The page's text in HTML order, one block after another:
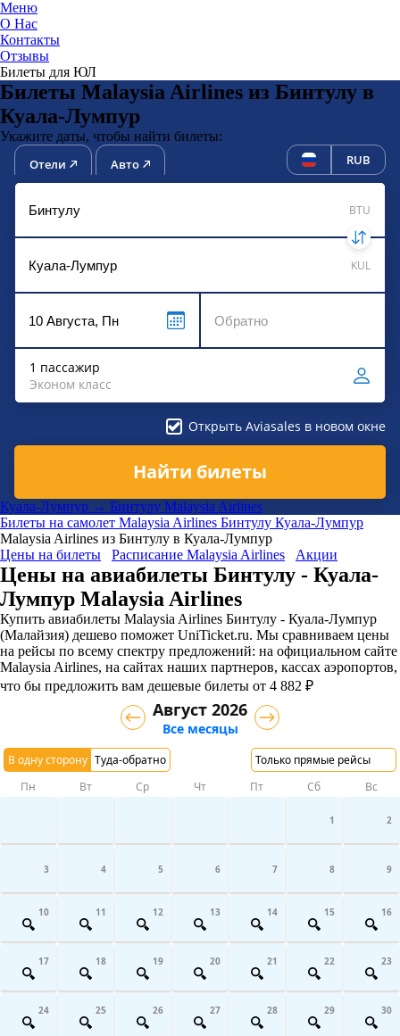
Меню
О Нас
Контакты
Отзывы
Билеты для ЮЛ
Билеты Malaysia Airlines из Бинтулу в
Куала-Лумпур
Укажите даты, чтобы найти билеты:
Отели Авто RUB
BTU
KUL
1 пассажир
Эконом класс
Открыть Aviasales в новом окне
Найти билеты
Куала-Лумпур → Бинтулу Malaysia Airlines
Билеты на самолет Malaysia Airlines Бинтулу Куала-Лумпур
Malaysia Airlines из Бинтулу в Куала-Лумпур
Цены на билеты
Расписание Malaysia Airlines Акции
Цены на авиабилеты Бинтулу - Куала-
Лумпур Malaysia Airlines
Купить авиабилеты Malaysia Airlines Бинтулу - Куала-Лумпур
(Малайзия) дешево поможет UniTicket.ru. Мы сравниваем цены
на рейсы по всему спектру предложений: на официальном сайте
Malaysia Airlines, на сайтах наших партнеров, кассах аэропортов,
что бы предложить вам дешевые билеты от 4 882 ₽
В одну сторону Туда-обратно Только прямые рейсы
Август 2026
Все месяцы
Пн Вт Ср Чт Пт Сб Вс
1 2
3 4 5 6 7 8 9
10 11 12 13 14 15 16
17 18 19 20 21 22 23
24 25 26 27 28 29 30